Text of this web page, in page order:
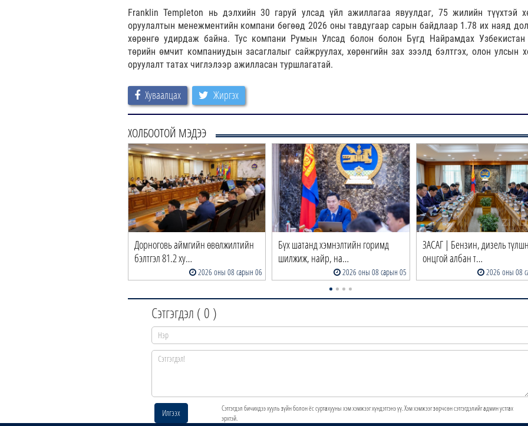
Franklin Templeton нь дэлхийн 30 гаруй улсад үйл ажиллагаа явуулдаг, 75 жилийн түүхтэй
оруулалтын менежментийн компани бөгөөд 2026 оны тавдугаар сарын байдлаар 1.78 их наяд
хөрөнгө удирдаж байна. Тус компани Румын Улсад болон болон Бүгд Найрамдах Узбекистан
төрийн өмчит компаниудын засаглалыг сайжруулах, хөрөнгийн зах зээлд бэлтгэх, олон улсын
оруулалт татах чиглэлээр ажилласан туршлагатай.
Хуваалцах Жиргэх
ХОЛБООТОЙ МЭДЭЭ
Дорноговь аймгийн өвөлжилтийн
бэлтгэл 81.2 ху…
2026 оны 08 сарын 06
Бүх шатанд хэмнэлтийн горимд
шилжиж, найр, на…
2026 оны 08 сарын 05
ЗАСАГ | Бензин, дизель
онцгой албан т…
2026 оны 08
Сэтгэгдэл ( 0 )
Илгээх
Сэтгэгдэл бичихдээ хууль зүйн болон ёс суртахууны хэм хэмжээг хүндэтгэнэ үү. Хэм хэмжээг зөрчсөн сэтгэгдэлийг админ устгах
эрхтэй.